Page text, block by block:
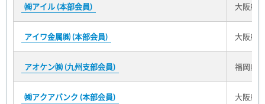
㈱アイル (本部会員) 大阪府
アイワ金属㈱ (本部会員) 大阪府
アオケン㈱ (九州支部会員) 福岡県
㈱アクアバンク (本部会員) 大阪府